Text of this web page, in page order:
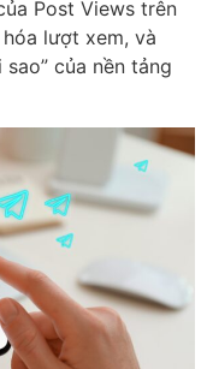
Post Views trên
lượt xem, và
của nền tảng